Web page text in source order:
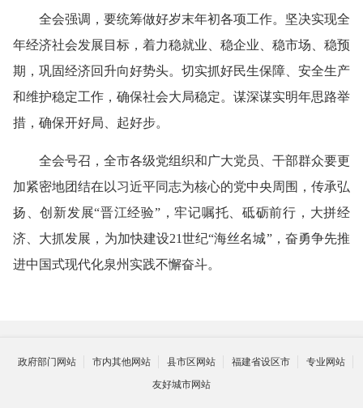
全会强调，要统筹做好岁末年初各项工作。坚决实现全
年经济社会发展目标，着力稳就业、稳企业、稳市场、稳预
期，巩固经济回升向好势头。切实抓好民生保障、安全生产
和维护稳定工作，确保社会大局稳定。谋深谋实明年思路举
措，确保开好局、起好步。
全会号召，全市各级党组织和广大党员、干部群众要更
加紧密地团结在以习近平同志为核心的党中央周围，传承弘
扬、创新发展“晋江经验”，牢记嘱托、砥砺前行，大拼经
济、大抓发展，为加快建设21世纪“海丝名城”，奋勇争先推
进中国式现代化泉州实践不懈奋斗。
政府部门网站 市内其他网站 县市区网站 福建省设区市
专业网站
友好城市网站